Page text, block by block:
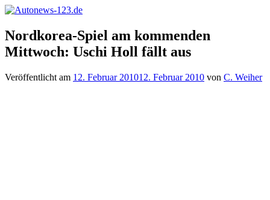
Zum
springen
Autonews-
123.de
Autonews
mit
Charme
Nordkorea-Spiel am kommenden
Mittwoch: Uschi Holl fällt aus
Veröffentlicht am 12. Februar 201012. Februar 2010 von C. Weiher